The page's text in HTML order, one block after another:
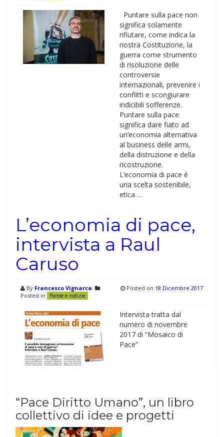
Puntare sulla pace non
significa solamente
rifiutare, come indica la
nostra Costituzione, la
guerra come strumento
di risoluzione delle
controversie
internazionali, prevenire i
conflitti e scongiurare
indicibili sofferenze.
Puntare sulla pace
significa dare fiato ad
un’economia alternativa
al business delle armi,
della distruzione e della
ricostruzione.
L’economia di pace è
una scelta sostenibile,
etica …
L’economia di pace,
intervista a Raul
Caruso
By Francesco Vignarca
Posted in
Parole e notizie
Posted on 18 Dicembre 2017
Intervista tratta dal
numero di novembre
2017 di “Mosaico di
Pace”
“Pace Diritto Umano”, un libro
collettivo di idee e progetti